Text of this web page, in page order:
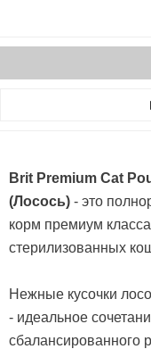
Brit Premium Cat
(Лосось) - это
корм премиум
стерилизованных
Нежные кусочки
- идеальное
сбалансированного